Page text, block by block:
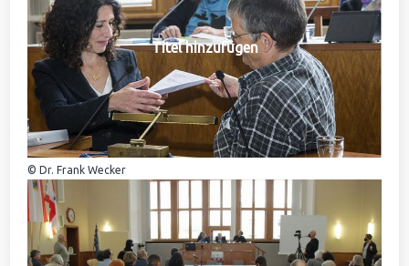
Titel hinzufügen
© Dr. Frank Wecker